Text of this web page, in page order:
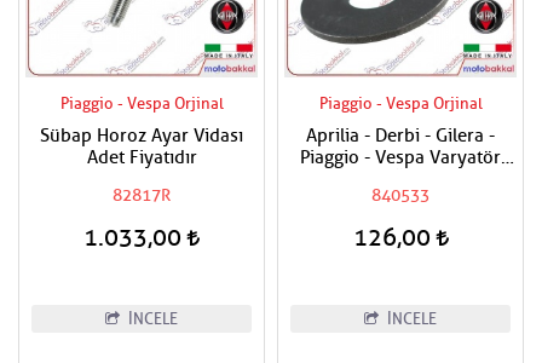
Piaggio - Vespa Orjinal
Sübap Horoz Ayar Vidası
Adet Fiyatıdır
82817R
1.033,00
İNCELE
Piaggio - Vespa Orjinal
Aprilia - Derbi - Gilera -
Piaggio - Vespa Varyatör
840533
126,00
İNCELE